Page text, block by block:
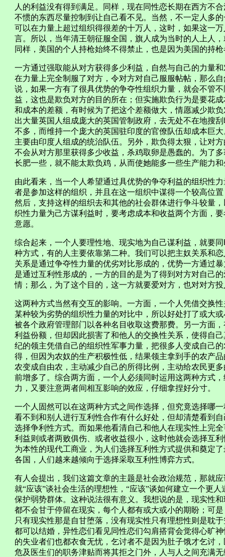
人的利益没有得到满足。同样，现在同性恋长期在西方不
不惯的东西尽量控制到让自己看不见。当然，不一定人多
可以在力量上超过组织得很差的十万人，这时，如果这一
言。所以，当年清王朝征服全国，旗人成为当时的人上人
同样，美国的个人持枪始终不得禁止，也是因为美国的持
一方通过强取能从对方获得多少利益，自然与自己的力量
在力量上完全制服了对方，令对方对自己服服帖帖，那么
说，如果一方有了很具优势的争夺性组织力量，就会不管
益，这也是欺负对方的目的所在；但实施欺负行为是要花
和成本的差额，有时候为了把这个差额做大，情愿减少欺
出大量英国人组成庞大的英国管制政府，去无处不在地搜
不多，而维持一个庞大的英国驻印度的官僚队伍却成本巨
主要由印度人组成的统治队伍。另外，欺负得太狠，让对
不会从对方那里获得多少收益，杀鸡取卵是愚蠢的。为了
长肥一些，就不能太欺负鸡，从而使她能多一些生产能力
由此看来，当一个人希望通过具优势的争夺利益的组织性
者是参加这样的组织，并且在这一组织中谋得一个较高位
然后，支持这样的组织去和其他的社会群体进行争斗较量
织性力量为己方谋利益时，要考虑成本和收益两个方面，
意愿。
综合起来，一个人要理性地、现实地为自己谋利益，就要
种方式，有的人主要依靠第二种。我们可以把主奴关系和
关系是通过争夺性力量的优劣对比形成的，优势一方通过
是通过互利性形成的，一方的目的是为了得到对方对自己
情；那么，为了这个目的，这一方就要爱对方，也对对方
这两种方式当然有交互的影响。一方面，一个人凭借交换
某种较为劣势的组织性力量的对比中，所以好处打了或大
被各个政府管理部门以各种名目收取这费那费。另一方面
利益份额，但却因此损害了和他人的交换性关系，使得自
纪的领主凭借自己的组织性军事力量，把很多人变成自己
得，但因为农奴的生产积极性低，结果领主拿到手的农产
农变成自由农，主动减少自己的所得比例，主动给农民更
前增多了。综合两方面，一个人必须同时运用这两种方式
力，又要注意两者间相互影响的效应，仔细拿捏好分寸。
一个人固然可以在这两种方式之间作选择，但究竟选择哪
看不到和别人进行互利性合作有什么好处，但却清楚看到
选择争利性方式。而如果他看清自己和他人在现实性上完
利益则或者两败俱伤、或者收益很小，这时他就会选择互
为本性的现代工商业，为人们选择互利性方式提供和奠定
各国，人们越来越倾向于选择采取互利性博弈方式。
有人会提出，我们这篇文章的主题是社会政治规范，那就
就“应该”谈社会生活的理想性，“应该”谈如何建立一个更
保护弱势群体。这种说法很有意义。我想说的是，现实性
都不会甘于停留在现实，每个人都有或大或小的期盼；可
只有现实性那是自甘堕落，没有现实性只有理想性则是耽
都可以结婚，异性恋们看见同性恋们勾肩搭背会觉得心旷
的失业者们也都衣食无忧，乞讨者不是因为肚子饿才乞讨
危及医生们的职务津贴而将其拒之门外，人与人之间充满